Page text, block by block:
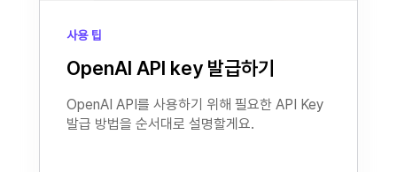
사용 팁
OpenAI API key 발급하기
OpenAI API를 사용하기 위해 필요한 API Key
발급 방법을 순서대로 설명할게요.